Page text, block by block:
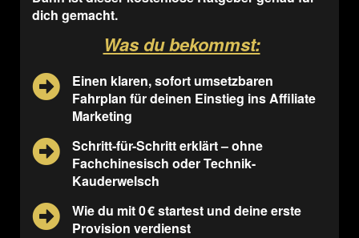
dich gemacht.
Was du bekommst:
Einen klaren, sofort umsetzbaren
Fahrplan für deinen Einstieg ins Affiliate
Marketing
Schritt-für-Schritt erklärt – ohne
Fachchinesisch oder Technik-
Kauderwelsch
Wie du mit 0 € startest und deine erste
Provision verdienst